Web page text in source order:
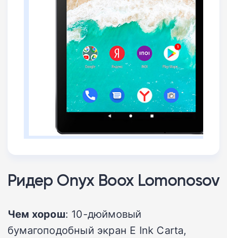
Ридер Onyx Boox Lomonosov
Чем хорош: 10-дюймовый
бумагоподобный экран E Ink Carta,